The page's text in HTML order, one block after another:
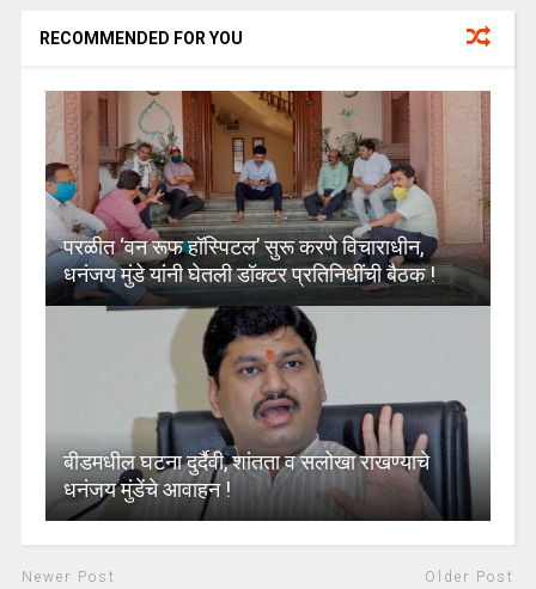
RECOMMENDED FOR YOU
परळीत ‘वन रूफ हॉस्पिटल’ सुरू करणे विचाराधीन,
धनंजय मुंडे यांनी घेतली डॉक्टर प्रतिनिधींची बैठक !
बीडमधील घटना दुर्दैवी, शांतता व सलोखा राखण्याचे
धनंजय मुंडेंचे आवाहन !
Newer Post Older Post